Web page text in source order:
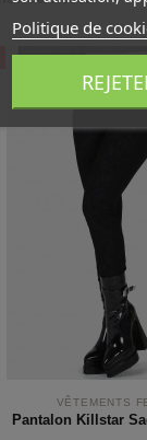
VÊTEMENTS
Pantalon Killstar
Politique de